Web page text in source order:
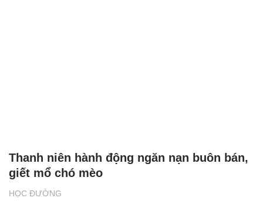
HỌC ĐƯỜNG
Thanh niên hành động ngăn nạn buôn bán,
giết mổ chó mèo